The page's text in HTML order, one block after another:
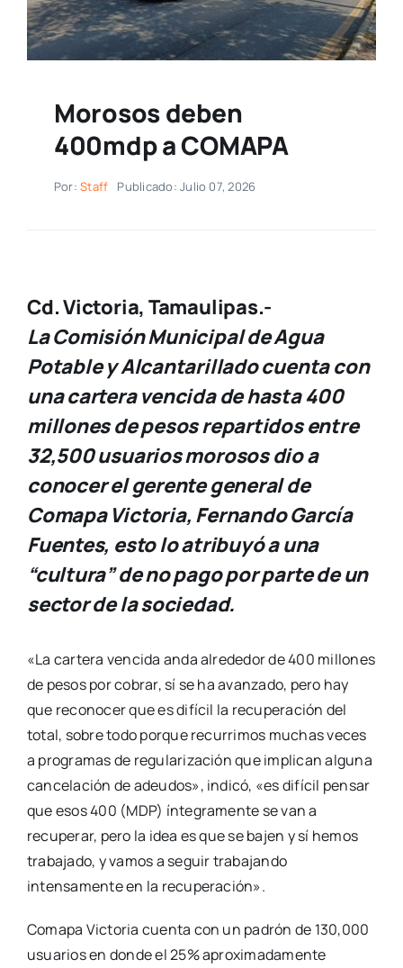
Morosos deben
400mdp a COMAPA
Por:Staff Publicado: Julio 07, 2026
Cd. Victoria, Tamaulipas.-
La Comisión Municipal de Agua
Potable y Alcantarillado cuenta con
una cartera vencida de hasta 400
millones de pesos repartidos entre
32,500 usuarios morosos dio a
conocer el gerente general de
Comapa Victoria, Fernando García
Fuentes, esto lo atribuyó a una
“cultura” de no pago por parte de un
sector de la sociedad.
«La cartera vencida anda alrededor de 400 millones
de pesos por cobrar, sí se ha avanzado, pero hay
que reconocer que es difícil la recuperación del
total, sobre todo porque recurrimos muchas veces
a programas de regularización que implican alguna
cancelación de adeudos», indicó, «es difícil pensar
que esos 400 (MDP) íntegramente se van a
recuperar, pero la idea es que se bajen y sí hemos
trabajado, y vamos a seguir trabajando
intensamente en la recuperación».
Comapa Victoria cuenta con un padrón de 130,000
usuarios en donde el 25% aproximadamente